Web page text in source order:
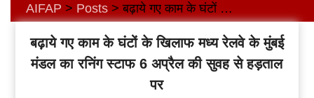
AIFAP > Posts> बढ़ाये गए काम के घंटों के खिलाफ मध्य रेलवे के मुंबई मंडल का रनिंग स्टाफ 6 अप्रैल की सुवह से हड़ताल पर
बढ़ाये गए काम के घंटों के खिलाफ मध्य रेलवे के मुंबई
मंडल का रनिंग स्टाफ 6 अप्रैल की सुवह से हड़ताल
पर